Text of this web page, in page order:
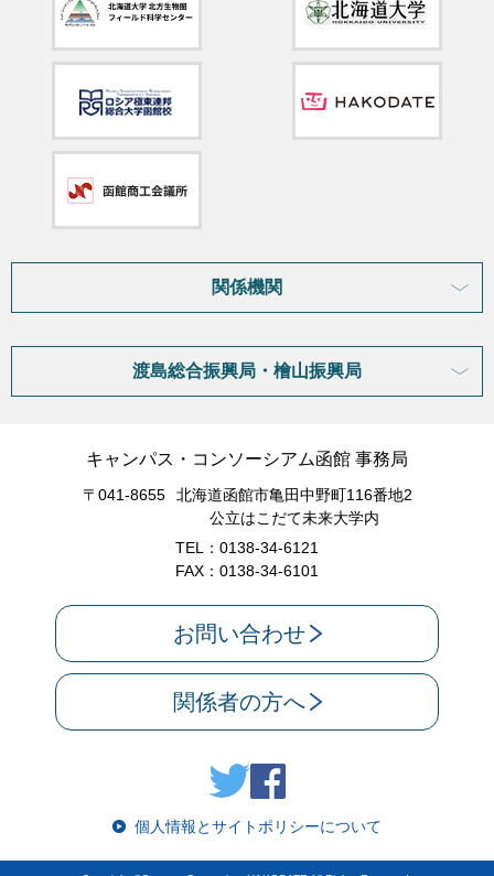
関係機関
渡島総合振興局・檜山振興局
キャンパス・コンソーシアム函館 事務局
〒041-8655
北海道函館市亀田中野町116番地2
公立はこだて未来大学内
TEL：0138-34-6121
FAX：0138-34-6101
お問い合わせ
関係者の方へ
個人情報とサイトポリシーについて